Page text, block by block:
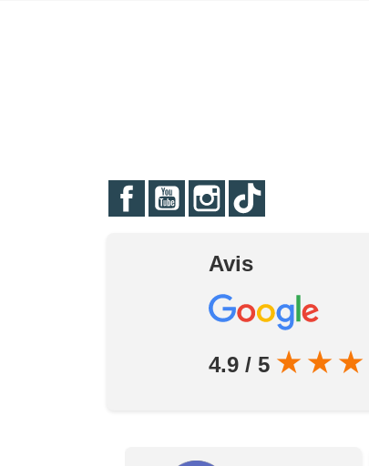
FacebookYouTubeInstagram
Avis
4.9 / 5 ★ ★ ★